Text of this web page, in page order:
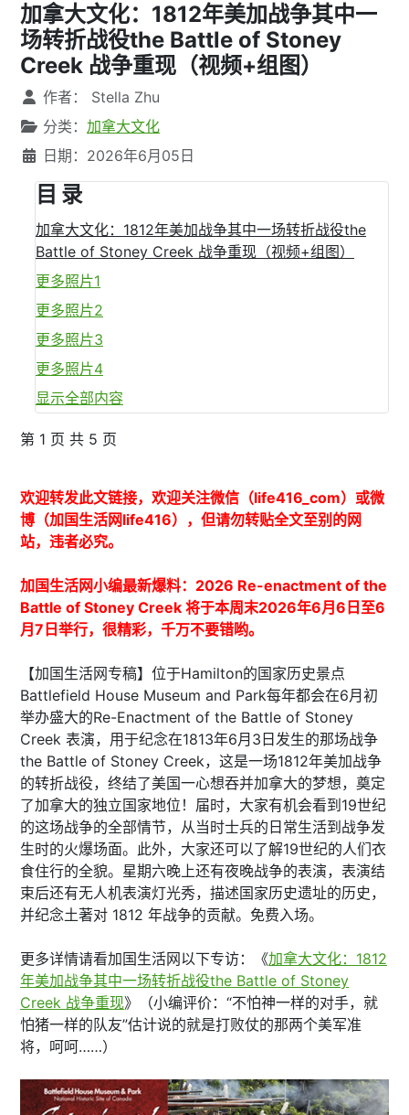
加拿大文化：1812年美加战争其中一
场转折战役the Battle of Stoney
Creek 战争重现（视频+组图）
文章信息
作者： Stella Zhu
分类： 加拿大文化
日期：2026年6月05日
目 录
加拿大文化：1812年美加战争其中一场转折战役the
Battle of Stoney Creek 战争重现（视频+组图）
更多照片1
更多照片2
更多照片3
更多照片4
显示全部内容
第 1 页 共 5 页
欢迎转发此文链接，欢迎关注微信（life416_com）或微
博（加国生活网life416），但请勿转贴全文至别的网
站，违者必究。
加国生活网小编最新爆料：2026 Re-enactment of the
Battle of Stoney Creek 将于本周末2026年6月6日至6
月7日举行，很精彩，千万不要错哟。
【加国生活网专稿】位于Hamilton的国家历史景点
Battlefield House Museum and Park每年都会在6月初
举办盛大的Re-Enactment of the Battle of Stoney
Creek 表演，用于纪念在1813年6月3日发生的那场战争
the Battle of Stoney Creek，这是一场1812年美加战争
的转折战役，终结了美国一心想吞并加拿大的梦想，奠定
了加拿大的独立国家地位！届时，大家有机会看到19世纪
的这场战争的全部情节，从当时士兵的日常生活到战争发
生时的火爆场面。此外，大家还可以了解19世纪的人们衣
食住行的全貌。星期六晚上还有夜晚战争的表演，表演结
束后还有无人机表演灯光秀，描述国家历史遗址的历史，
并纪念土著对 1812 年战争的贡献。免费入场。
更多详情请看加国生活网以下专访：《加拿大文化：1812
年美加战争其中一场转折战役the Battle of Stoney
Creek 战争重现》（小编评价：“不怕神一样的对手，就
怕猪一样的队友”估计说的就是打败仗的那两个美军准
将，呵呵……）